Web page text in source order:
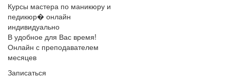
Курсы мастера по маникюру и
педикюр� онлайн
индивидуально
В удобное для Вас время!
Онлайн с преподавателем
месяцев
Записаться